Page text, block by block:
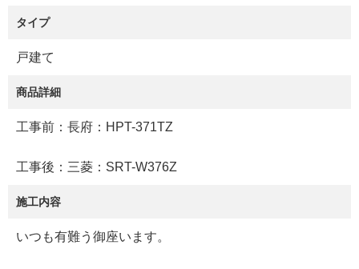
タイプ
戸建て
商品詳細
工事前：長府：HPT-371TZ
工事後：三菱：SRT-W376Z
施工内容
いつも有難う御座います。